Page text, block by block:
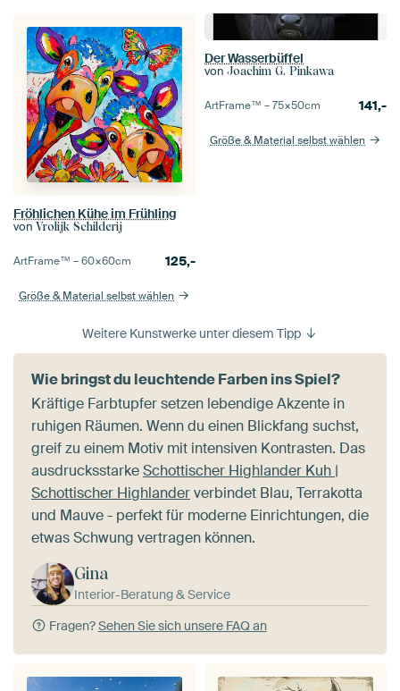
Fröhlichen Kühe im Frühling
von Vrolijk Schilderij
ArtFrame™ –60×60cm 125,-
Größe & Material selbst wählen
Der Wasserbüffel
von Joachim G. Pinkawa
ArtFrame™ –75×50cm 141,-
Größe & Material selbst wählen
Weitere Kunstwerke unter diesem Tipp
Wie bringst du leuchtende Farben ins Spiel?
Kräftige Farbtupfer setzen lebendige Akzente in
ruhigen Räumen. Wenn du einen Blickfang suchst,
greif zu einem Motiv mit intensiven Kontrasten. Das
ausdrucksstarkeSchottischer Highlander Kuh |
Schottischer Highlanderverbindet Blau, Terrakotta
und Mauve - perfekt für moderne Einrichtungen, die
etwas Schwung vertragen können.
Gina
Interior-Beratung & Service
Fragen?Sehen Sie sich unsere FAQ an